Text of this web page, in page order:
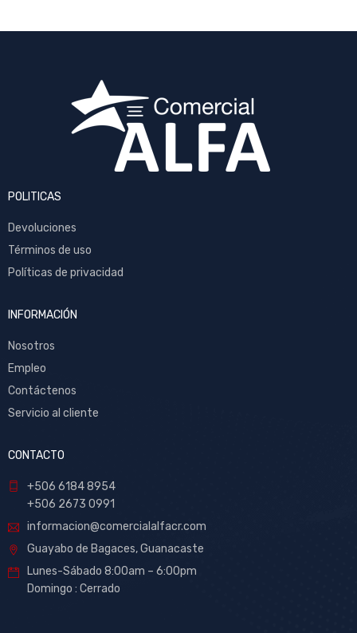
POLITICAS
Devoluciones
Términos de uso
Políticas de privacidad
INFORMACIÓN
Nosotros
Empleo
Contáctenos
Servicio al cliente
CONTACTO
+506 6184 8954
+506 2673 0991
informacion@comercialalfacr.com
Guayabo de Bagaces, Guanacaste
Lunes-Sábado 8:00am – 6:00pm
Domingo : Cerrado